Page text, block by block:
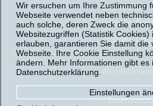
Wir ersuchen um Ihre Zustimmung
Webseite verwendet neben
auch solche, deren Zweck die
Websitezugriffen (Statistik Cookies)
erlauben, garantieren Sie damit die
Webseite. Ihre Cookie Einstellung
ändern. Mehr Informationen gibt es
Datenschutzerklärung.
Einstellungen
Die AUVA
Unsere
Trainer